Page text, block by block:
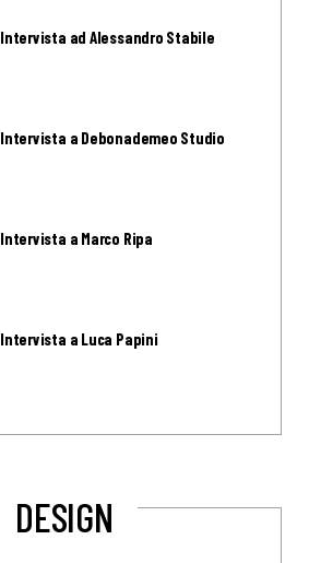
Intervista ad Alessandro Stabile
Intervista a Debonademeo Studio
Intervista a Marco Ripa
Intervista a Luca Papini
DESIGN